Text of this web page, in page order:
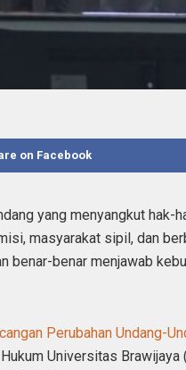
on Facebook
yang menyangkut hak-
masyarakat sipil, dan
benar-benar menjawab
Perubahan Undang-
Universitas Brawijaya